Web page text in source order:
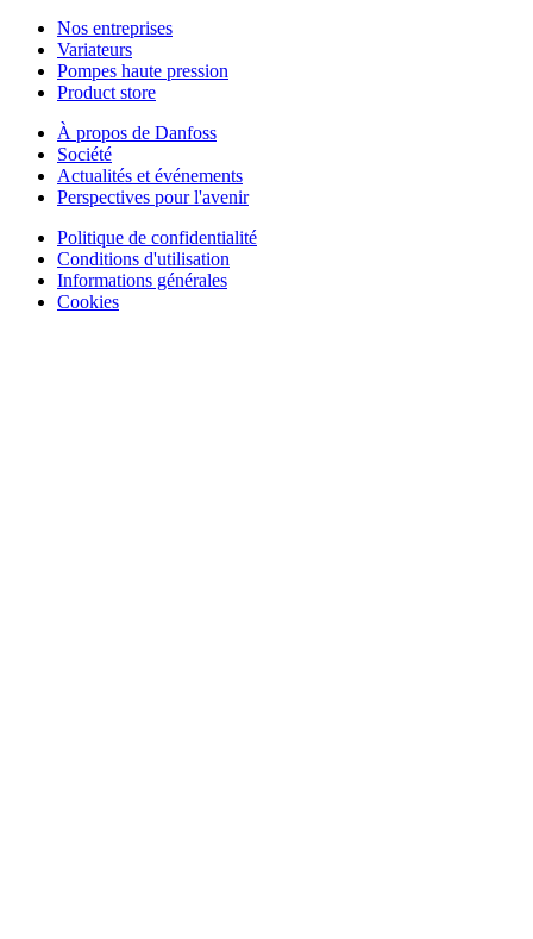
Nos entreprises
Variateurs
Pompes haute pression
Product store
À propos de Danfoss
Société
Actualités et événements
Perspectives pour l'avenir
Politique de confidentialité
Conditions d'utilisation
Informations générales
Cookies